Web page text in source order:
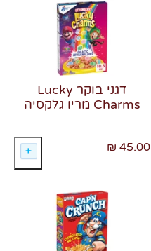
דגני בוקר Lucky
Charms מריו גלקסיה
45.00 ₪